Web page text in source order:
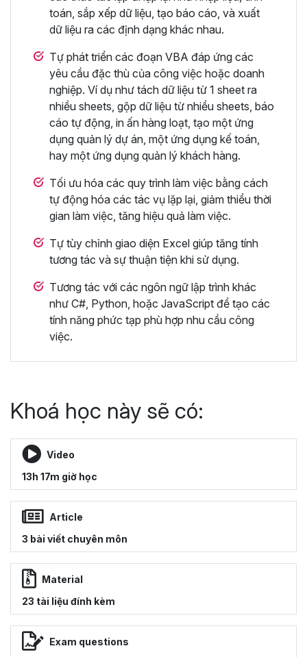
toán, sắp xếp dữ liệu, tạo báo cáo, và xuất
dữ liệu ra các định dạng khác nhau.
Tự phát triển các đoạn VBA đáp ứng các
yêu cầu đặc thù của công việc hoặc doanh
nghiệp. Ví dụ như tách dữ liệu từ 1 sheet ra
nhiều sheets, gộp dữ liệu từ nhiều sheets, báo
cáo tự động, in ấn hàng loạt, tạo một ứng
dụng quản lý dự án, một ứng dụng kế toán,
hay một ứng dụng quản lý khách hàng.
Tối ưu hóa các quy trình làm việc bằng cách
tự động hóa các tác vụ lặp lại, giảm thiểu thời
gian làm việc, tăng hiệu quả làm việc.
Tự tùy chỉnh giao diện Excel giúp tăng tính
tương tác và sự thuận tiện khi sử dụng.
Tương tác với các ngôn ngữ lập trình khác
như C#, Python, hoặc JavaScript để tạo các
tính năng phức tạp phù hợp nhu cầu công
việc.
Khoá học này sẽ có:
Video
13h 17m giờ học
Article
3 bài viết chuyên môn
Material
23 tài liệu đính kèm
Exam questions